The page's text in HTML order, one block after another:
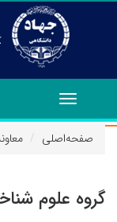
Toggle
navigation
صفحه‌اصلی
گروه علوم